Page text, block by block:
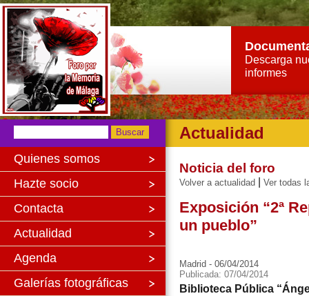
Descarga
informes
Quienes somos
Hazte socio
Contacta
Actualidad
Agenda
Galerías fotográficas
Actualidad
Noticia del foro
Volver a actualidad Ver todas
Exposición “2ª
un pueblo”
Madrid - 06/04/2014
Publicada: 07/04/2014
Biblioteca Pública